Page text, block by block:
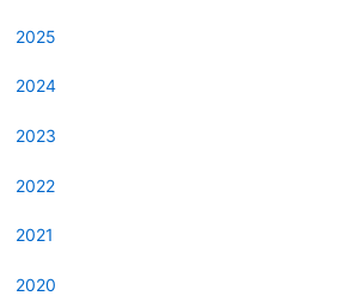
2025
2024
2023
2022
2021
2020